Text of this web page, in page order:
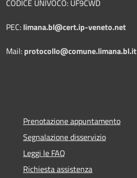
CODICE UNIVOCO: UF9CWD
PEC: limana.bl@cert.ip-veneto.net
Mail: protocollo@comune.limana.bl.it
Prenotazione appuntamento
Segnalazione disservizio
Leggi le FAQ
Richiesta assistenza